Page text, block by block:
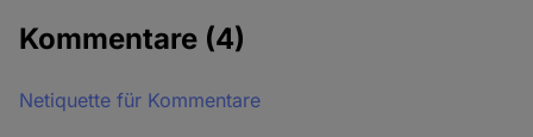
Kommentare (4)
Netiquette für Kommentare